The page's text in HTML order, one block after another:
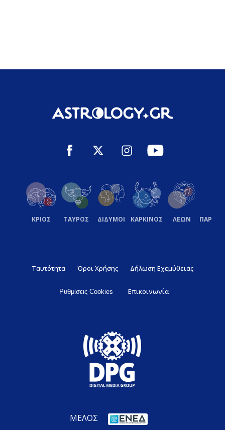
ΚΡΙΟΣ ΤΑΥΡΟΣ ΔΙΔΥΜΟΙ ΚΑΡΚΙΝΟΣ ΛΕΩΝ
Ταυτότητα Όροι Χρήσης Δήλωση Εχεμύθειας
Ρυθμίσεις Cookies Επικοινωνία
ΜΕΛΟΣ